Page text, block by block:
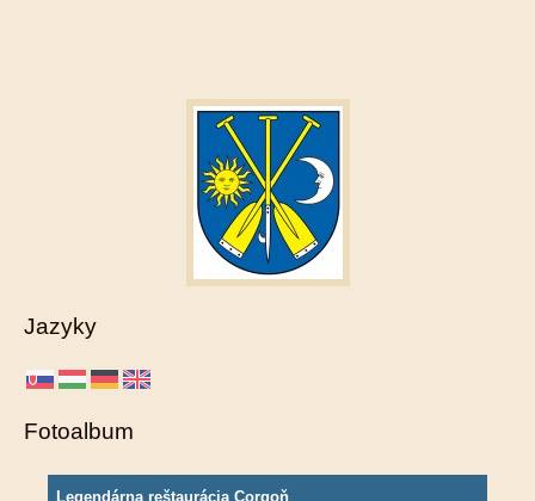
Jazyky
Fotoalbum
Legendárna reštaurácia Corgoň